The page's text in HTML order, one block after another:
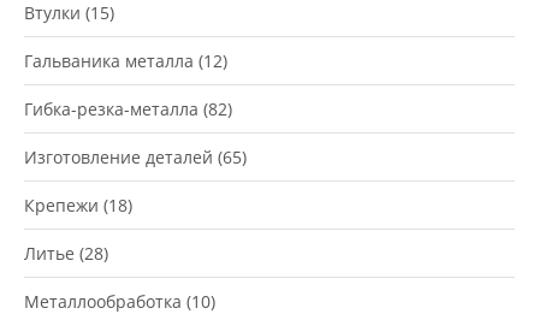
Втулки (15)
Гальваника металла (12)
Гибка-резка-металла (82)
Изготовление деталей (65)
Крепежи (18)
Литье (28)
Металлообработка (10)